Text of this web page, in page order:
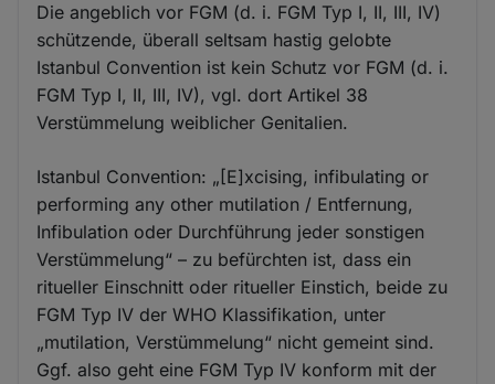
Die angeblich vor FGM (d. i. FGM Typ I, II, III, IV)
schützende, überall seltsam hastig gelobte
Istanbul Convention ist kein Schutz vor FGM (d. i.
FGM Typ I, II, III, IV), vgl. dort Artikel 38
Verstümmelung weiblicher Genitalien.
Istanbul Convention: „[E]xcising, infibulating or
performing any other mutilation / Entfernung,
Infibulation oder Durchführung jeder sonstigen
Verstümmelung“ – zu befürchten ist, dass ein
ritueller Einschnitt oder ritueller Einstich, beide zu
FGM Typ IV der WHO Klassifikation, unter
„mutilation, Verstümmelung“ nicht gemeint sind.
Ggf. also geht eine FGM Typ IV konform mit der